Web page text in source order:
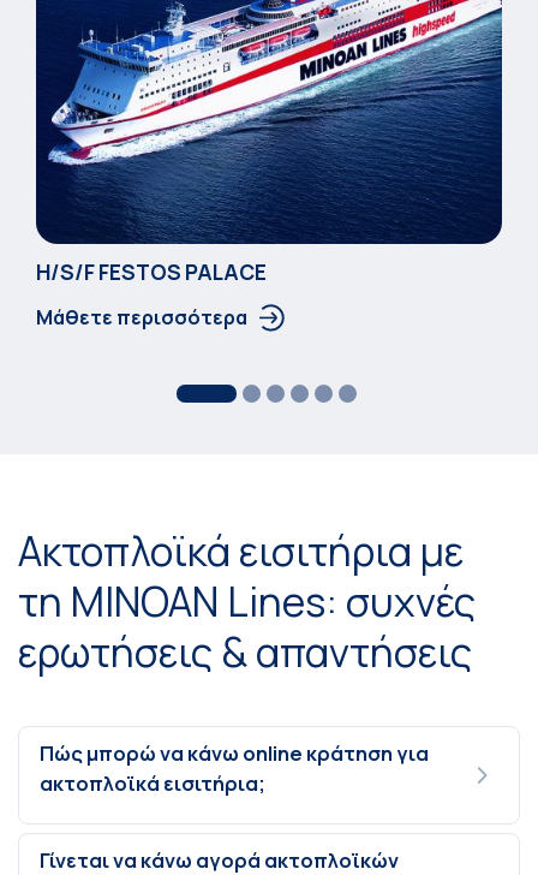
Η/S/F FESTOS PALACΕ
Μάθετε περισσότερα
Ακτοπλοϊκά εισιτήρια με
τη MINOAN Lines: συχνές
ερωτήσεις & απαντήσεις
Πώς μπορώ να κάνω online κράτηση για
ακτοπλοϊκά εισιτήρια;
Γίνεται να κάνω αγορά ακτοπλοϊκών